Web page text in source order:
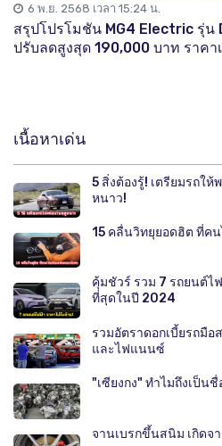
6 พ.ย. 2568 เวลา 15:24 น.
สรุปโปรโมชัน MG4 Electric รุ่น
ปรับลดสูงสุด 190,000 บาท ราคา
เนื้อหาเด่น
5 สิ่งต้องรู้! เตรียมรถใ
หนาว!
15 คลื่นวิทยุยอดฮิต ที่ค
คุ้มชัวร์ รวม 7 รถยนต์ไ
ที่สุดในปี 2024
รวมอัตราดอกเบี้ยรถมือ
และไฟแนนซ์
"เซียงกง" ทำไมถึงเป็น
จานเบรกขึ้นสนิม เกิดจ